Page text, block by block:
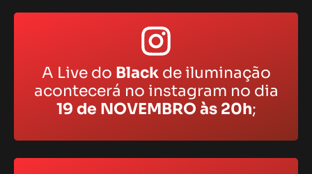
A Live do Blackde iluminação
acontecerá no instagram no dia
19 de NOVEMBRO às 20h;